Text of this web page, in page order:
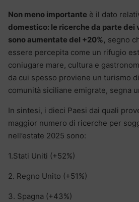
Non meno importante è il dato
domestico: le ricerche da parte
sono aumentate del +20%, segno
essere percepita come un rifugio
coniugare mare, cultura e
da cui spesso proviene un turismo
comunità siciliane emigrate, segna
In sintesi, i dieci Paesi dai quali
maggior numero di ricerche per
nell’estate 2025 sono:
1.Stati Uniti (+52%)
2. Regno Unito (+51%)
3. Spagna (+43%)